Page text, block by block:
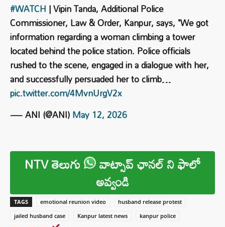
#WATCH | Vipin Tanda, Additional Police
Commissioner, Law & Order, Kanpur, says, "We got
information regarding a woman climbing a tower
located behind the police station. Police officials
rushed to the scene, engaged in a dialogue with her,
and successfully persuaded her to climb…
pic.twitter.com/4MvnUrgV2x
— ANI (@ANI)May 12, 2026
NTV తెలుగు వాట్సాప్ ఛానల్ ని ఫాలో
అవ్వండి
TAGS emotional reunion video
husband release protest
jailed husband case
Kanpur latest news kanpur police